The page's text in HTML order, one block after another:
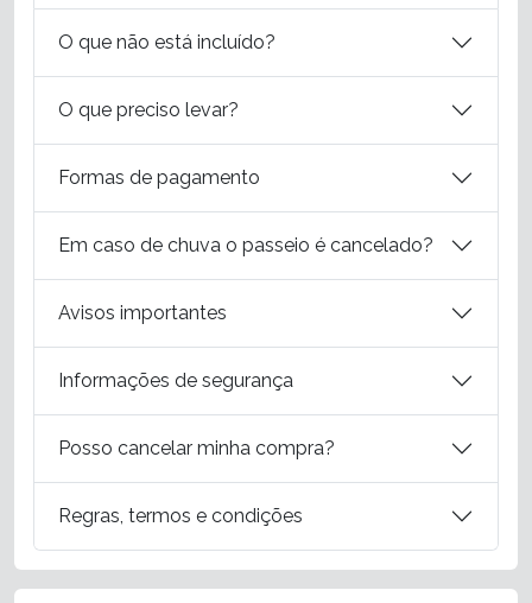
O que não está incluído?
O que preciso levar?
Formas de pagamento
Em caso de chuva o passeio é cancelado?
Avisos importantes
Informações de segurança
Posso cancelar minha compra?
Regras, termos e condições